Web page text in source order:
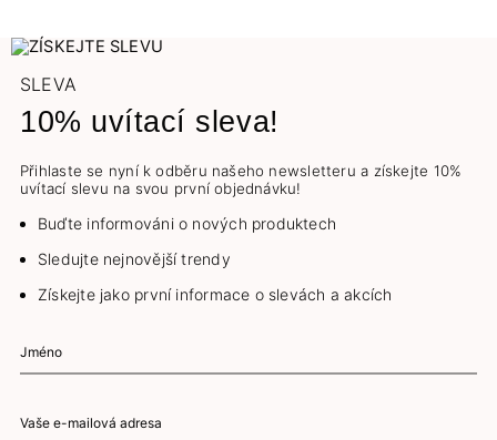
SLEVA
10% uvítací sleva!
Přihlaste se nyní k odběru našeho newsletteru a získejte 10%
uvítací slevu na svou první objednávku!
Buďte informováni o nových produktech
Sledujte nejnovější trendy
Získejte jako první informace o slevách a akcích